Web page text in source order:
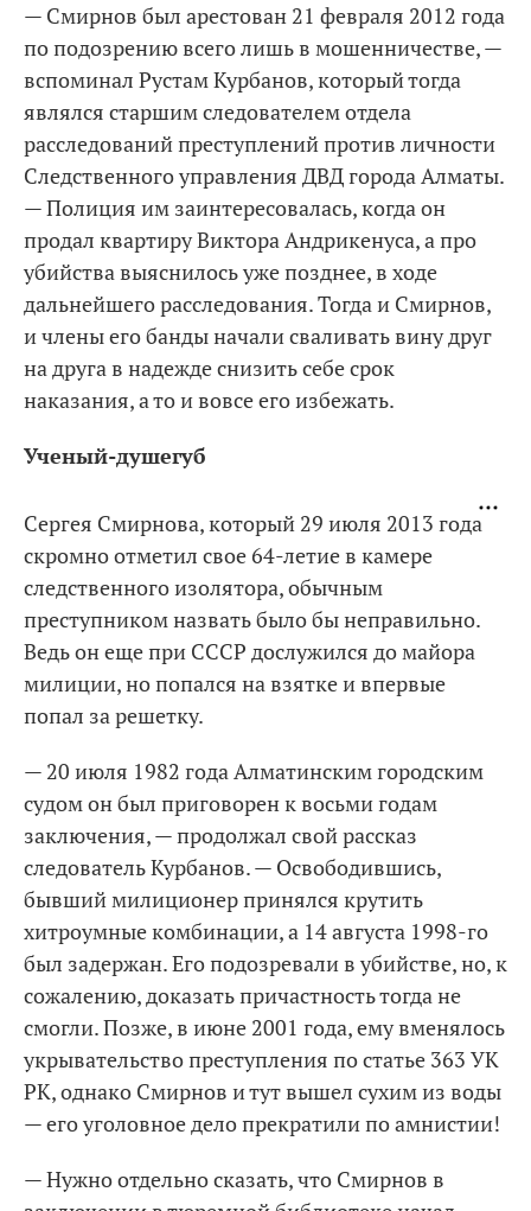
— Смирнов был арестован 21 февраля 2012 года
по подозрению всего лишь в мошенничестве, —
вспоминал Рустам Курбанов, который тогда
являлся старшим следователем отдела
расследований преступлений против личности
Следственного управления ДВД города Алматы.
— Полиция им заинтересовалась, когда он
продал квартиру Виктора Андрикенуса, а про
убийства выяснилось уже позднее, в ходе
дальнейшего расследования. Тогда и Смирнов,
и члены его банды начали сваливать вину друг
на друга в надежде снизить себе срок
наказания, а то и вовсе его избежать.
Ученый-душегуб
Сергея Смирнова, который 29 июля 2013 года
скромно отметил свое 64-летие в камере
следственного изолятора, обычным
преступником назвать было бы неправильно.
Ведь он еще при СССР дослужился до майора
милиции, но попался на взятке и впервые
попал за решетку.
— 20 июля 1982 года Алматинским городским
судом он был приговорен к восьми годам
заключения, — продолжал свой рассказ
следователь Курбанов. — Освободившись,
бывший милиционер принялся крутить
хитроумные комбинации, а 14 августа 1998-го
был задержан. Его подозревали в убийстве, но, к
сожалению, доказать причастность тогда не
смогли. Позже, в июне 2001 года, ему вменялось
укрывательство преступления по статье 363 УК
РК, однако Смирнов и тут вышел сухим из воды
— его уголовное дело прекратили по амнистии!
— Нужно отдельно сказать, что Смирнов в